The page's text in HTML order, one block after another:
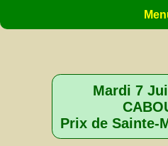
Mardi 7
Prix de Sainte-